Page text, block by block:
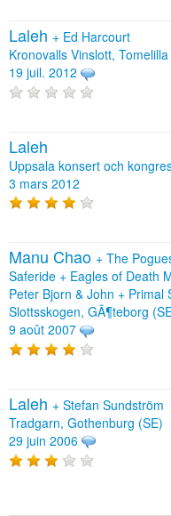
Laleh + Ed Harcourt
Kronovalls Vinslott,
19 juil. 2012
Laleh
Uppsala konsert och
3 mars 2012
Manu Chao + The
Saferide + Eagles of Death
Peter Bjorn & John + Primal
Slottsskogen, GÃ¶teborg
9 août 2007
Laleh + Stefan Sundström
Tradgarn, Gothenburg (SE)
29 juin 2006